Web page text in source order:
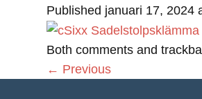
Published januari 17, 2024
Both comments and
← Previous